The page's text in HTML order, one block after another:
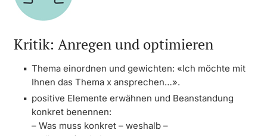
Kritik: Anregen und optimieren
Thema einordnen und gewichten: «Ich möchte mit
Ihnen das Thema x ansprechen…».
positive Elemente erwähnen und Beanstandung
konkret benennen:
– Was muss konkret – weshalb –